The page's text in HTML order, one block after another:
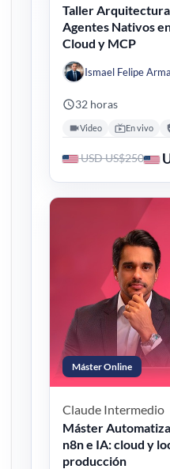
Taller
Agentes Nativos
Cloud y MCP
Ismael Felipe
32 horas
Video En vivo
USD US$250
Máster Online
Claude Intermedio
Máster
n8n e IA: cloud y
producción